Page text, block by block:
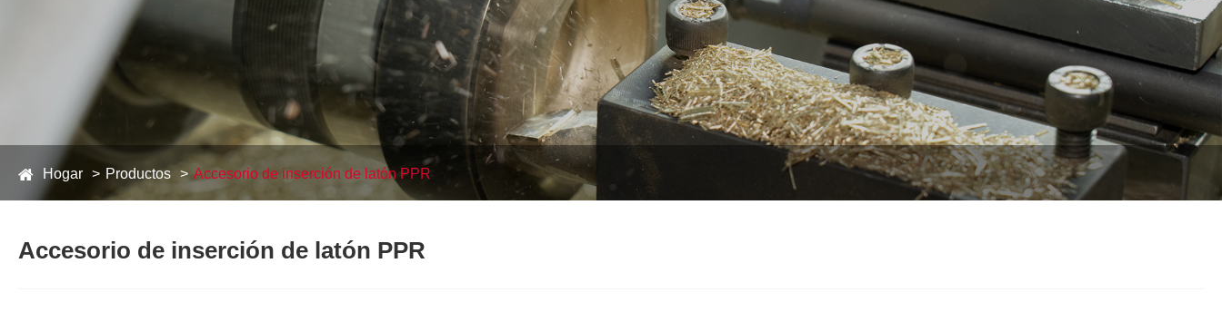
Português
Italiano
Polski
Svenska
Hogar Productos Accesorio de inserción de latón PPR
Accesorio de inserción de latón PPR